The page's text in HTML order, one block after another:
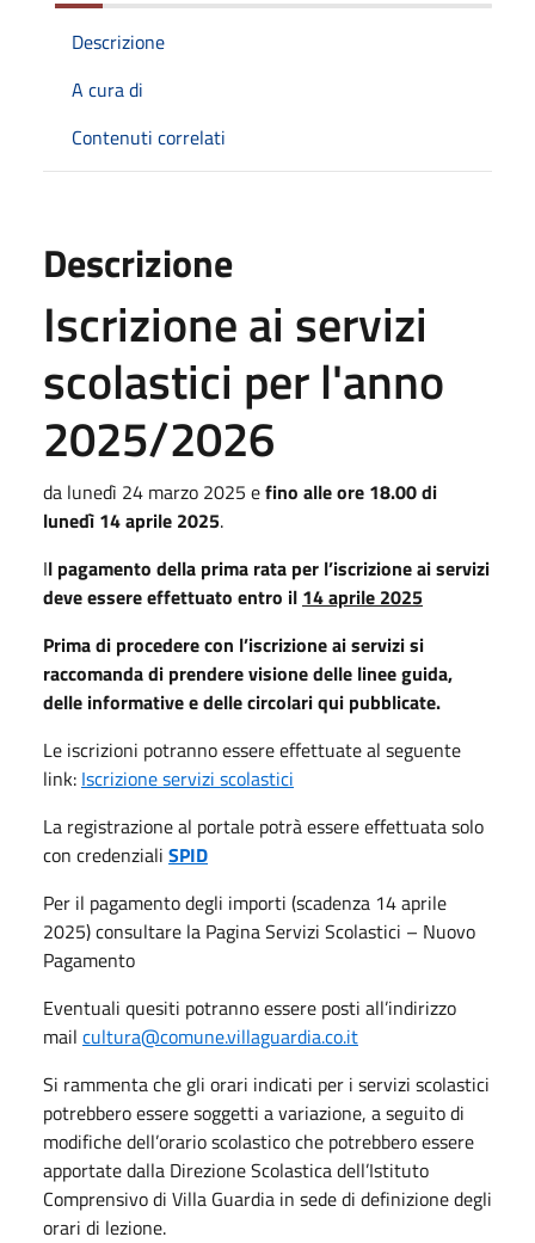
Descrizione
A cura di
Contenuti correlati
Descrizione
Iscrizione ai servizi
scolastici per l'anno
2025/2026
da lunedì 24 marzo 2025 efino alle ore 18.00 di
lunedì 14 aprile 2025.
Il pagamento della prima rata per l’iscrizione ai servizi
deve essere effettuato entro il 14 aprile 2025
Prima di procedere con l’iscrizione ai servizi si
raccomanda di prendere visione delle linee guida,
delle informative e delle circolari qui pubblicate.
Le iscrizioni potranno essere effettuate al seguente
link: Iscrizione servizi scolastici
La registrazione al portale potrà essere effettuata solo
con credenziali SPID
Per il pagamento degli importi (scadenza 14 aprile
2025) consultare la Pagina Servizi Scolastici – Nuovo
Pagamento
Eventuali quesiti potranno essere posti all’indirizzo
mail cultura@comune.villaguardia.co.it
Si rammenta che gli orari indicati per i servizi scolastici
potrebbero essere soggetti a variazione, a seguito di
modifiche dell’orario scolastico che potrebbero essere
apportate dalla Direzione Scolastica dell’Istituto
Comprensivo di Villa Guardia in sede di definizione degli
orari di lezione.